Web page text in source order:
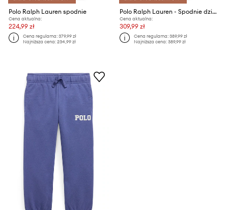
Polo Ralph Lauren spodnie
Cena aktualna:
224,99 zł
Cena regularna:379,99 zł
Najniższa cena:234,99 zł
Polo Ralph Lauren - Spodnie dziecięce 134-176 cm 323720897004
Cena aktualna:
309,99 zł
Cena regularna:389,99 zł
Najniższa cena:389,99 zł